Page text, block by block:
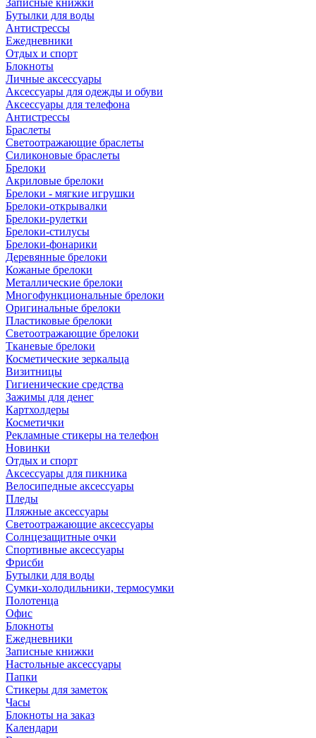
Записные книжки
Бутылки для воды
Антистрессы
Ежедневники
Отдых и спорт
Блокноты
Личные аксессуары
Аксессуары для одежды и обуви
Аксессуары для телефона
Антистрессы
Браслеты
Светоотражающие браслеты
Силиконовые браслеты
Брелоки
Акриловые брелоки
Брелоки - мягкие игрушки
Брелоки-открывалки
Брелоки-рулетки
Брелоки-стилусы
Брелоки-фонарики
Деревянные брелоки
Кожаные брелоки
Металлические брелоки
Многофункциональные брелоки
Оригинальные брелоки
Пластиковые брелоки
Светоотражающие брелоки
Тканевые брелоки
Косметические зеркальца
Визитницы
Гигиенические средства
Зажимы для денег
Картхолдеры
Косметички
Рекламные стикеры на телефон
Новинки
Отдых и спорт
Аксессуары для пикника
Велосипедные аксессуары
Пледы
Пляжные аксессуары
Светоотражающие аксессуары
Солнцезащитные очки
Спортивные аксессуары
Фрисби
Бутылки для воды
Сумки-холодильники, термосумки
Полотенца
Офис
Блокноты
Ежедневники
Записные книжки
Настольные аксессуары
Папки
Стикеры для заметок
Часы
Блокноты на заказ
Календари